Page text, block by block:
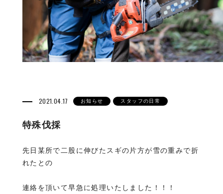
2021.04.17 お知らせ スタッフの日常
特殊伐採
先日某所で二股に伸びたスギの片方が雪の重みで折
れたとの
連絡を頂いて早急に処理いたしました！！！